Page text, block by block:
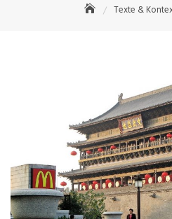
Texte &